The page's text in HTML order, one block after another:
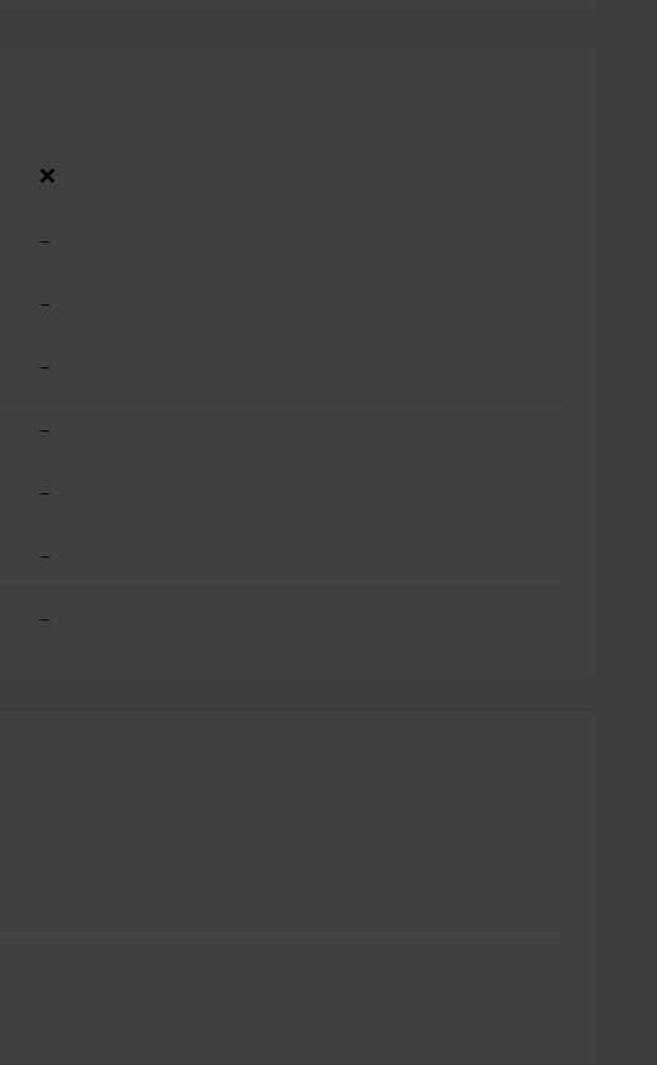
❌
–
–
–
–
–
–
–